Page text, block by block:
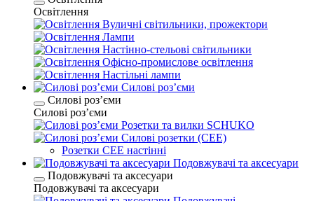
Освітлення
Вуличні світильники, прожектори
Лампи
Настінно-стельові світильники
Офісно-промислове освітлення
Настільні лампи
Силові розʼєми
Силові розʼєми
Силові розʼєми
Розетки та вилки SCHUKO
Силові розетки (CEE)
Розетки CEE настінні
Подовжувачі та аксесуари
Подовжувачі та аксесуари
Подовжувачі та аксесуари